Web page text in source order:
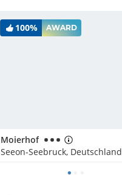
100% AWARD
Moierhof
Seeon-Seebruck, Deutschland